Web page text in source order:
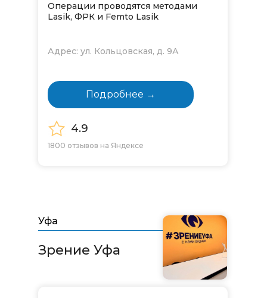
Операции проводятся методами
Lasik, ФРК и Femto Lasik
Подробнее →
Адрес: ул. Кольцовская, д. 9А
4.9
1800 отзывов на Яндексе
Уфа
Зрение Уфа​​​​​​​